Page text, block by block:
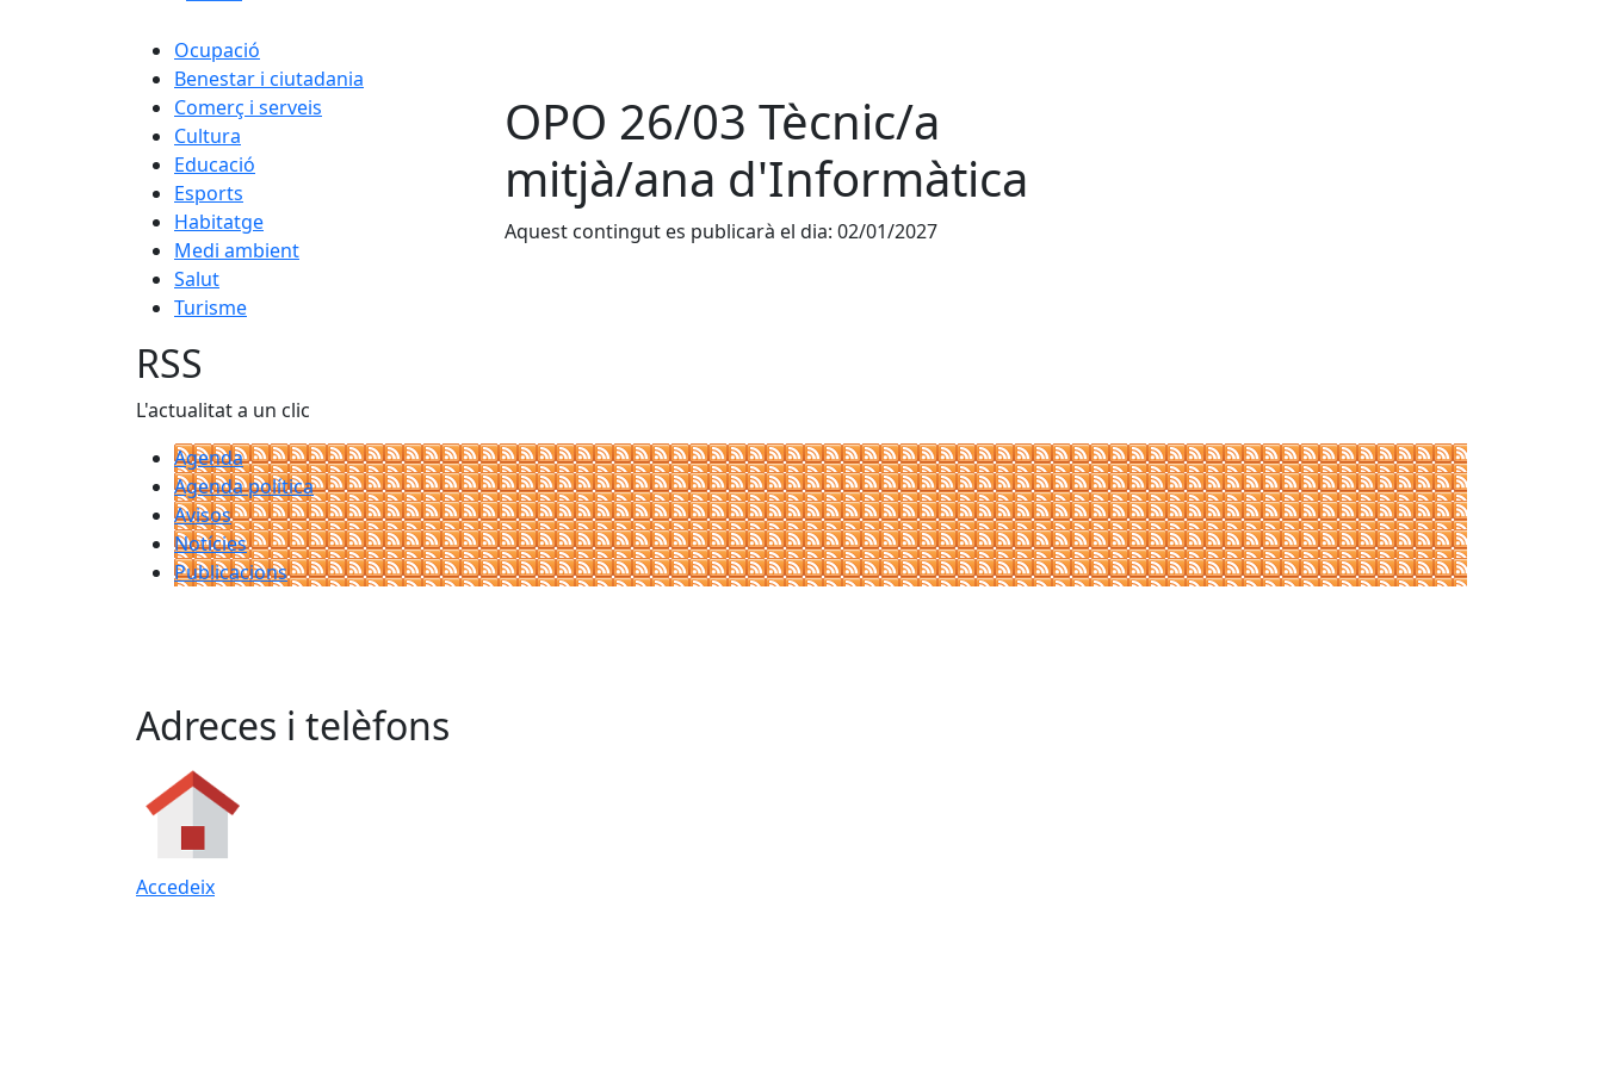
Ocupació
Benestar i ciutadania
Comerç i serveis
Cultura
Educació
Esports
Habitatge
Medi ambient
Salut
Turisme
OPO 26/03 Tècnic/a
mitjà/ana d'Informàtica
Aquest contingut es publicarà el dia: 02/01/2027
RSS
L'actualitat a un clic
Agenda
Agenda política
Avisos
Notícies
Publicacions
Adreces i telèfons
Accedeix